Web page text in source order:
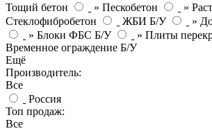
Тощий бетон
» Пескобетон
»
Стеклофибробетон
ЖБИ Б/У
»
» Блоки ФБС Б/У
» Плиты
Временное ограждение Б/У
Ещё
Производитель:
Все
Россия
Топ продаж:
Все